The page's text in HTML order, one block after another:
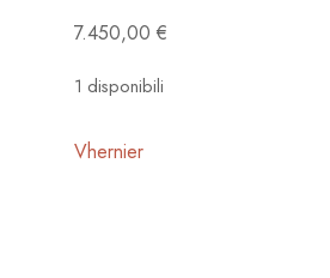
7.450,00€
1 disponibili
Vhernier